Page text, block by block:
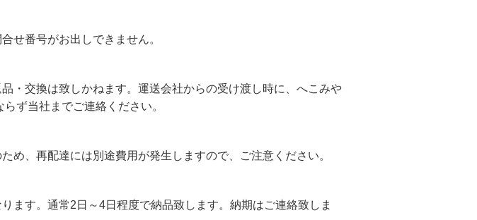
せ番号がお出しできません。
・交換は致しかねます。運送会社からの受け渡し時に、へこみや
ず当社までご連絡ください。
め、再配達には別途費用が発生しますので、ご注意ください。
ます。通常2日～4日程度で納品致します。納期はご連絡致しま